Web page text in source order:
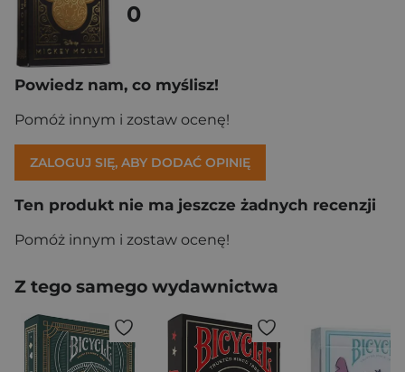
0
Powiedz nam, co myślisz!
Pomóż innym i zostaw ocenę!
ZALOGUJ SIĘ, ABY DODAĆ OPINIĘ
Ten produkt nie ma jeszcze żadnych recenzji
Pomóż innym i zostaw ocenę!
Z tego samego wydawnictwa